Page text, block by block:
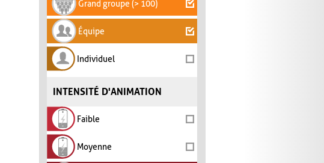
Grand groupe (> 100)
Équipe
Individuel
INTENSITÉ D'ANIMATION
Faible
Moyenne